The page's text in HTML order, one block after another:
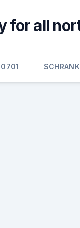
for all